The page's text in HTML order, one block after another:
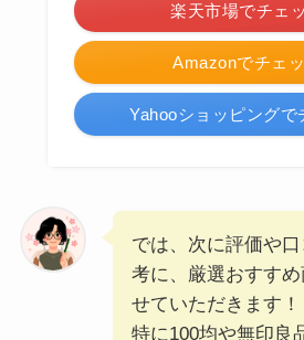
Amazonでチェ
楽天市場でチェ
Yahooショッピングで
では、次に評価や
考に、厳選おすす
せていただきます！
特に100均や無印良